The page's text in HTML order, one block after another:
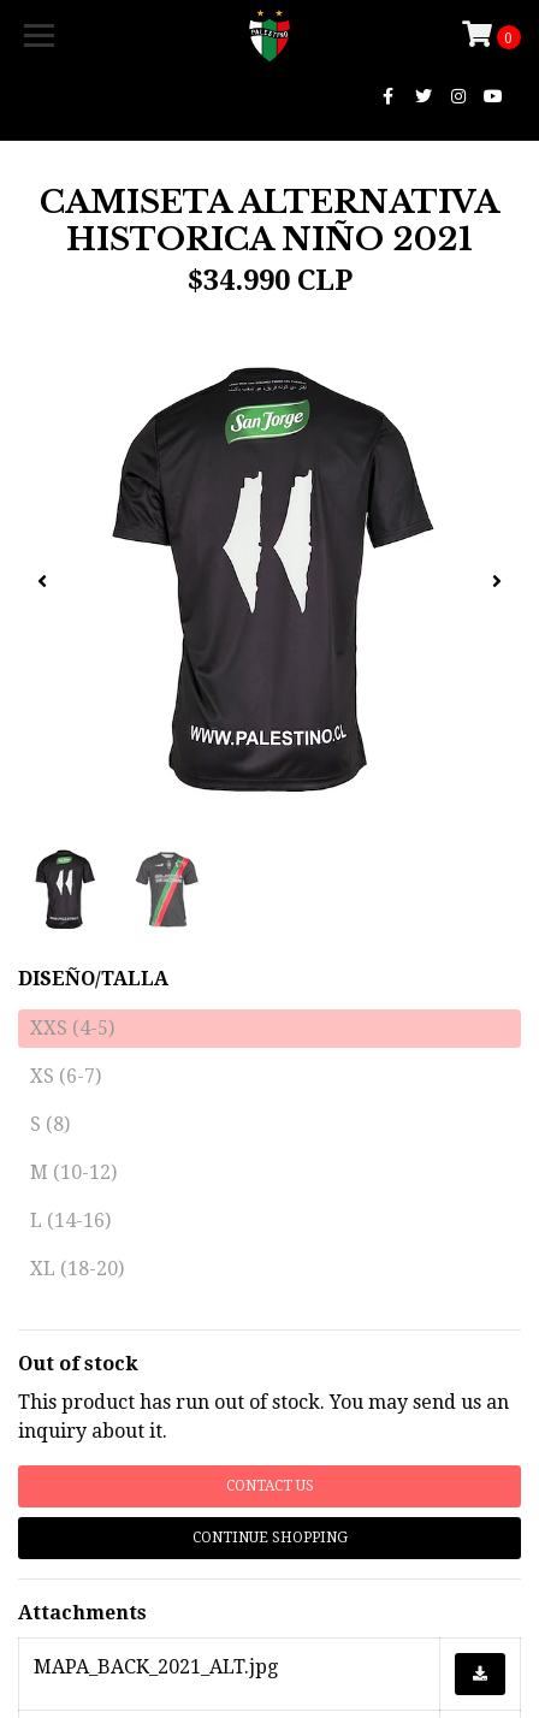
0
CAMISETA ALTERNATIVA
HISTORICA NIÑO 2021
$34.990 CLP
DISEÑO/TALLA
XXS (4-5)
XS (6-7)
S (8)
M (10-12)
L (14-16)
XL (18-20)
Out of stock
This product has run out of stock. You may send us an
inquiry about it.
CONTACT US
CONTINUE SHOPPING
Attachments
MAPA_BACK_2021_ALT.jpg